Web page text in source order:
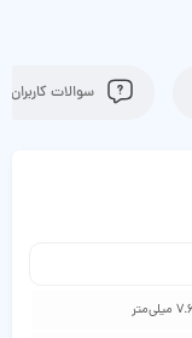
سوالات کاربران